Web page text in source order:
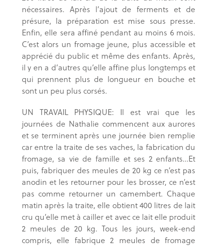
nécessaires. Après l’ajout de ferments et de
présure, la préparation est mise sous presse.
Enfin, elle sera affiné pendant au moins 6 mois.
C’est alors un fromage jeune, plus accessible et
apprécié du public et même des enfants. Après,
il y en a d’autres qu’elle affine plus longtemps et
qui prennent plus de longueur en bouche et
sont un peu plus corsés.
UN TRAVAIL PHYSIQUE: Il est vrai que les
journées de Nathalie commencent aux aurores
et se terminent après une journée bien remplie
car entre la traite de ses vaches, la fabrication du
fromage, sa vie de famille et ses 2 enfants…Et
puis, fabriquer des meules de 20 kg ce n’est pas
anodin et les retourner pour les brosser, ce n’est
pas comme retourner un camembert. Chaque
matin après la traite, elle obtient 400 litres de lait
cru qu’elle met à cailler et avec ce lait elle produit
2 meules de 20 kg. Tous les jours, week-end
compris, elle fabrique 2 meules de fromage